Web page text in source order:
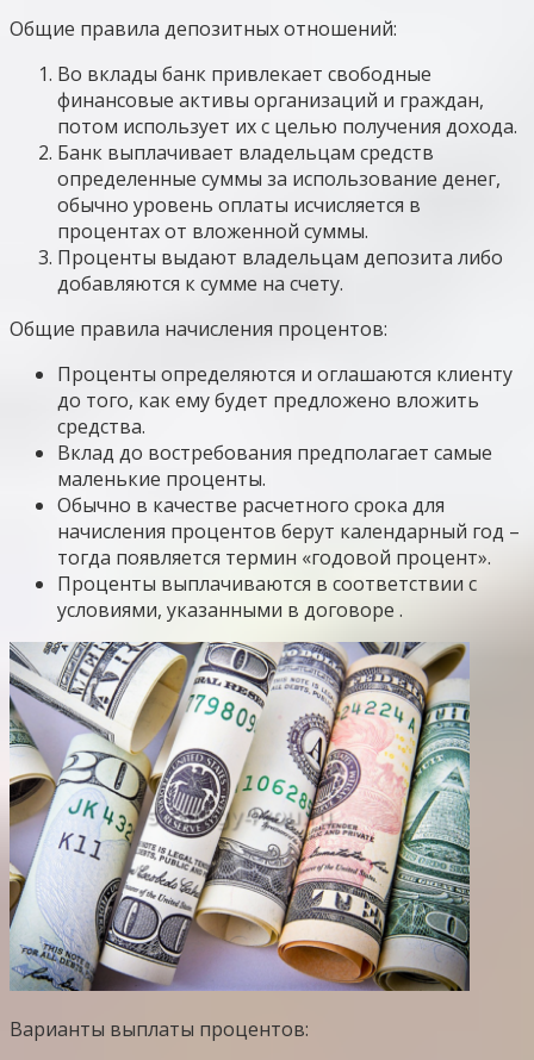
Общие правила депозитных отношений:
Во вклады банк привлекает свободные
финансовые активы организаций и граждан,
потом использует их с целью получения дохода.
Банк выплачивает владельцам средств
определенные суммы за использование денег,
обычно уровень оплаты исчисляется в
процентах от вложенной суммы.
Проценты выдают владельцам депозита либо
добавляются к сумме на счету.
Общие правила начисления процентов:
Проценты определяются и оглашаются клиенту
до того, как ему будет предложено вложить
средства.
Вклад до востребования предполагает самые
маленькие проценты.
Обычно в качестве расчетного срока для
начисления процентов берут календарный год –
тогда появляется термин «годовой процент».
Проценты выплачиваются в соответствии с
условиями, указанными в договоре .
Варианты выплаты процентов: